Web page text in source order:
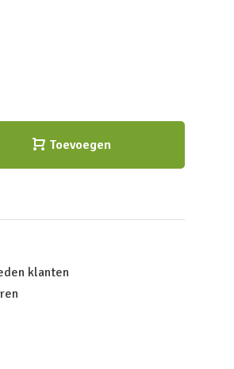
Toevoegen
klanten